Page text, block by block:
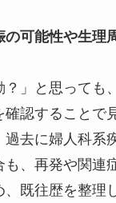
の可能性や生理
？」と思っても
確認することで
去に婦人科系
も、再発や関連
、既往歴を整理